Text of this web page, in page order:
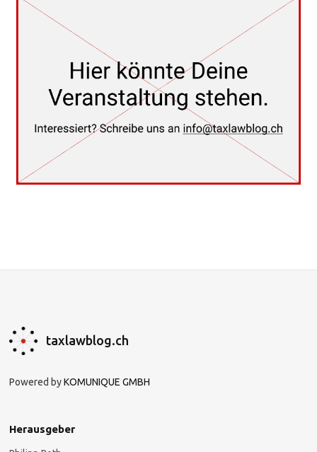
taxlawblog.ch
Powered byKOMUNIQUE GMBH
Herausgeber